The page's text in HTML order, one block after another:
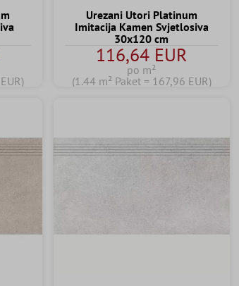
Urezani Utori Platinum
Imitacija Kamen Svjetlosiva
30x120 cm
116,64 EUR
po m²
(1.44 m² Paket = 167,96 EUR)